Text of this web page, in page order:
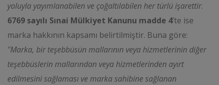
yoluyla yayımlanabilen ve çoğaltılabilen her türlü işarettir.
6769 sayılı Sınai Mülkiyet Kanunu madde 4’te ise
marka hakkının kapsamı belirtilmiştir. Buna göre:
"Marka, bir teşebbüsün mallarının veya hizmetlerinin diğer
teşebbüslerin mallarından veya hizmetlerinden ayırt
edilmesini sağlaması ve marka sahibine sağlanan